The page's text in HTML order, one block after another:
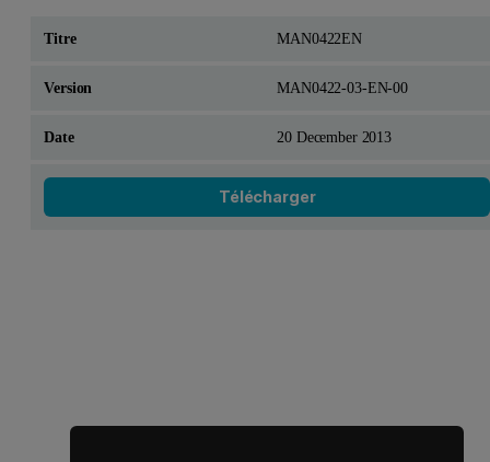
MAN0422EN
MAN0422-03-EN-00
20 December 2013
Télécharger